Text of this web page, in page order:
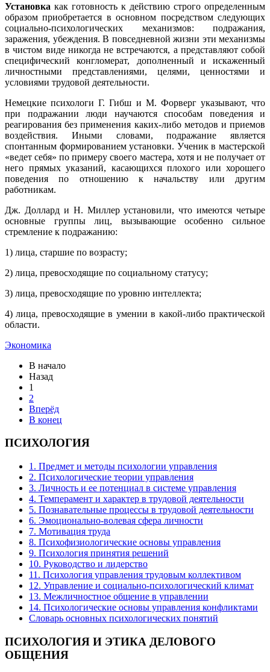
Установка как готовность к действию строго определенным
образом приобретается в основном посредством следующих
социально-психологических механизмов: подражания,
заражения, убеждения. В повседневной жизни эти механизмы
в чистом виде никогда не встречаются, а представляют собой
специфический конгломерат, дополненный и искаженный
личностными представлениями, целями, ценностями и
условиями трудовой деятельности.
Немецкие психологи Г. Гибш и М. Форверг указывают, что
при подражании люди научаются способам поведения и
реагирования без применения каких-либо методов и приемов
воздействия. Иными словами, подражание является
спонтанным формированием установки. Ученик в мастерской
«ведет себя» по примеру своего мастера, хотя и не получает от
него прямых указаний, касающихся плохого или хорошего
поведения по отношению к начальству или другим
работникам.
Дж. Доллард и Н. Миллер установили, что имеются четыре
основные группы лиц, вызывающие особенно сильное
стремление к подражанию:
1) лица, старшие по возрасту;
2) лица, превосходящие по социальному статусу;
3) лица, превосходящие по уровню интеллекта;
4) лица, превосходящие в умении в какой-либо практической
области.
Экономика
В начало
Назад
1
2
Вперёд
В конец
ПСИХОЛОГИЯ
1. Предмет и методы психологии управления
2. Психологические теории управления
3. Личность и ее потенциал в системе управления
4. Темперамент и характер в трудовой деятельности
5. Познавательные процессы в трудовой деятельности
6. Эмоционально-волевая сфера личности
7. Мотивация труда
8. Психофизиологические основы управления
9. Психология принятия решений
10. Руководство и лидерство
11. Психология управления трудовым коллективом
12. Управление и социально-психологический климат
13. Межличностное общение в управлении
14. Психологические основы управления конфликтами
Словарь основных психологических понятий
ПСИХОЛОГИЯ И ЭТИКА ДЕЛОВОГО
ОБЩЕНИЯ